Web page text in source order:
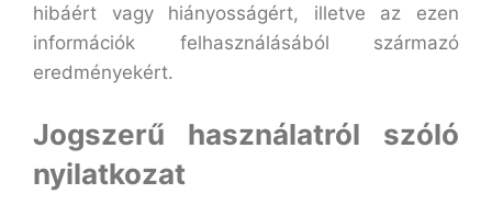
hibáért vagy hiányosságért, illetve az ezen
információk felhasználásából származó
eredményekért.
Jogszerű használatról szóló
nyilatkozat